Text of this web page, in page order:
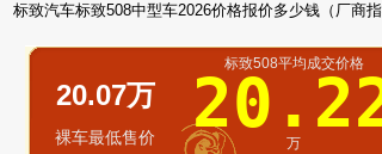
标致汽车标致508中型车2026价格报价多少钱（厂商
20.07万
裸车最低售价
标致508平均成交价格
万